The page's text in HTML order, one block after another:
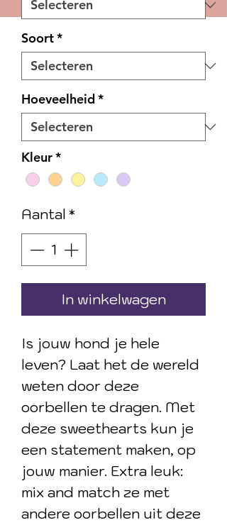
Soort*
Hoeveelheid*
Kleur*
Aantal*
In winkelwagen
Is jouw hond je hele
leven? Laat het de wereld
weten door deze
oorbellen te dragen. Met
deze sweethearts kun je
een statement maken, op
jouw manier. Extra leuk:
mix and match ze met
andere oorbellen uit deze